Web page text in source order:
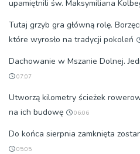
upamiętnili św. Maksymiliana
Tutaj grzyb gra główną rolę.
które wyrosło na tradycji pokoleń
Dachowanie w Mszanie Dolnej.
07:07
Utworzą kilometry ścieżek
na ich budowę
06:06
Do końca sierpnia zamknięta
05:05